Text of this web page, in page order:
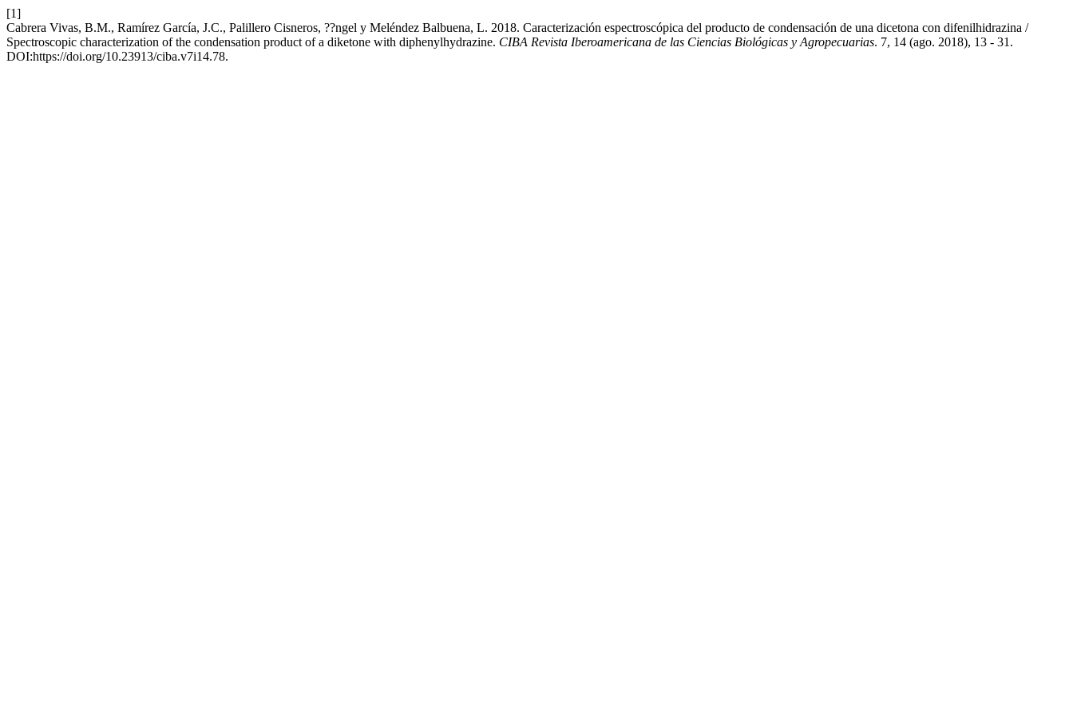
[1]
Cabrera Vivas, B.M., Ramírez García, J.C., Palillero Cisneros, ??ngel y Meléndez Balbuena, L. 2018. Caracterización espectroscópica del producto de condensación de una dicetona con difenilhidrazina /
Spectroscopic characterization of the condensation product of a diketone with diphenylhydrazine. CIBA Revista Iberoamericana de las Ciencias Biológicas y Agropecuarias. 7, 14 (ago. 2018), 13 - 31.
DOI:https://doi.org/10.23913/ciba.v7i14.78.